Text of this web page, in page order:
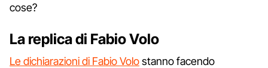
cose?
La replica di Fabio Volo
Le dichiarazioni di Fabio Volostanno facendo